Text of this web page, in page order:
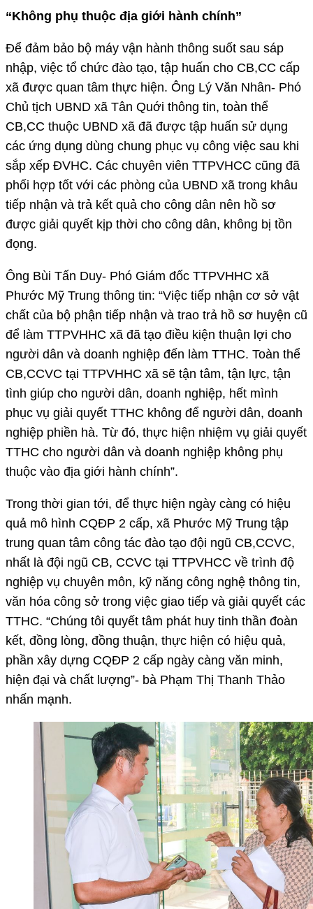
“Không phụ thuộc địa giới hành chính”
Để đảm bảo bộ máy vận hành thông suốt sau sáp
nhập, việc tổ chức đào tạo, tập huấn cho CB,CC cấp
xã được quan tâm thực hiện. Ông Lý Văn Nhân- Phó
Chủ tịch UBND xã Tân Quới thông tin, toàn thể
CB,CC thuộc UBND xã đã được tập huấn sử dụng
các ứng dụng dùng chung phục vụ công việc sau khi
sắp xếp ĐVHC. Các chuyên viên TTPVHCC cũng đã
phối hợp tốt với các phòng của UBND xã trong khâu
tiếp nhận và trả kết quả cho công dân nên hồ sơ
được giải quyết kịp thời cho công dân, không bị tồn
đọng.
Ông Bùi Tấn Duy- Phó Giám đốc TTPVHHC xã
Phước Mỹ Trung thông tin: “Việc tiếp nhận cơ sở vật
chất của bộ phận tiếp nhận và trao trả hồ sơ huyện cũ
để làm TTPVHHC xã đã tạo điều kiện thuận lợi cho
người dân và doanh nghiệp đến làm TTHC. Toàn thể
CB,CCVC tại TTPVHHC xã sẽ tận tâm, tận lực, tận
tình giúp cho người dân, doanh nghiệp, hết mình
phục vụ giải quyết TTHC không để người dân, doanh
nghiệp phiền hà. Từ đó, thực hiện nhiệm vụ giải quyết
TTHC cho người dân và doanh nghiệp không phụ
thuộc vào địa giới hành chính”.
Trong thời gian tới, để thực hiện ngày càng có hiệu
quả mô hình CQĐP 2 cấp, xã Phước Mỹ Trung tập
trung quan tâm công tác đào tạo đội ngũ CB,CCVC,
nhất là đội ngũ CB, CCVC tại TTPVHCC về trình độ
nghiệp vụ chuyên môn, kỹ năng công nghệ thông tin,
văn hóa công sở trong việc giao tiếp và giải quyết các
TTHC. “Chúng tôi quyết tâm phát huy tinh thần đoàn
kết, đồng lòng, đồng thuận, thực hiện có hiệu quả,
phần xây dựng CQĐP 2 cấp ngày càng văn minh,
hiện đại và chất lượng”- bà Phạm Thị Thanh Thảo
nhấn mạnh.